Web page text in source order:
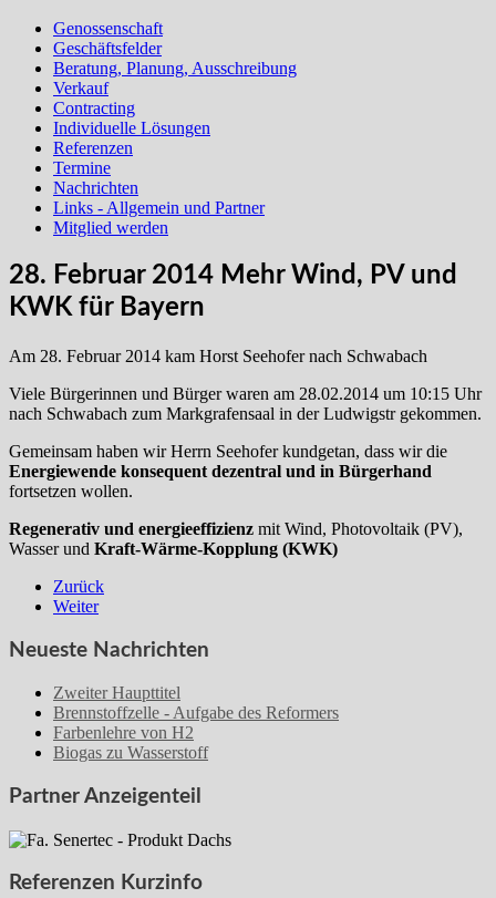
Genossenschaft
Geschäftsfelder
Beratung, Planung, Ausschreibung
Verkauf
Contracting
Individuelle Lösungen
Referenzen
Termine
Nachrichten
Links - Allgemein und Partner
Mitglied werden
28. Februar 2014 Mehr Wind, PV und
KWK für Bayern
Am 28. Februar 2014 kam Horst Seehofer nach Schwabach
Viele Bürgerinnen und Bürger waren am 28.02.2014 um 10:15 Uhr
nach Schwabach zum Markgrafensaal in der Ludwigstr gekommen.
Gemeinsam haben wir Herrn Seehofer kundgetan, dass wir die
Energiewende konsequent dezentral und in Bürgerhand
fortsetzen wollen.
Regenerativ und energieeffizienz mit Wind, Photovoltaik (PV),
Wasser und Kraft-Wärme-Kopplung (KWK)
Zurück
Weiter
Neueste Nachrichten
Zweiter Haupttitel
Brennstoffzelle - Aufgabe des Reformers
Farbenlehre von H2
Biogas zu Wasserstoff
Partner Anzeigenteil
Referenzen Kurzinfo